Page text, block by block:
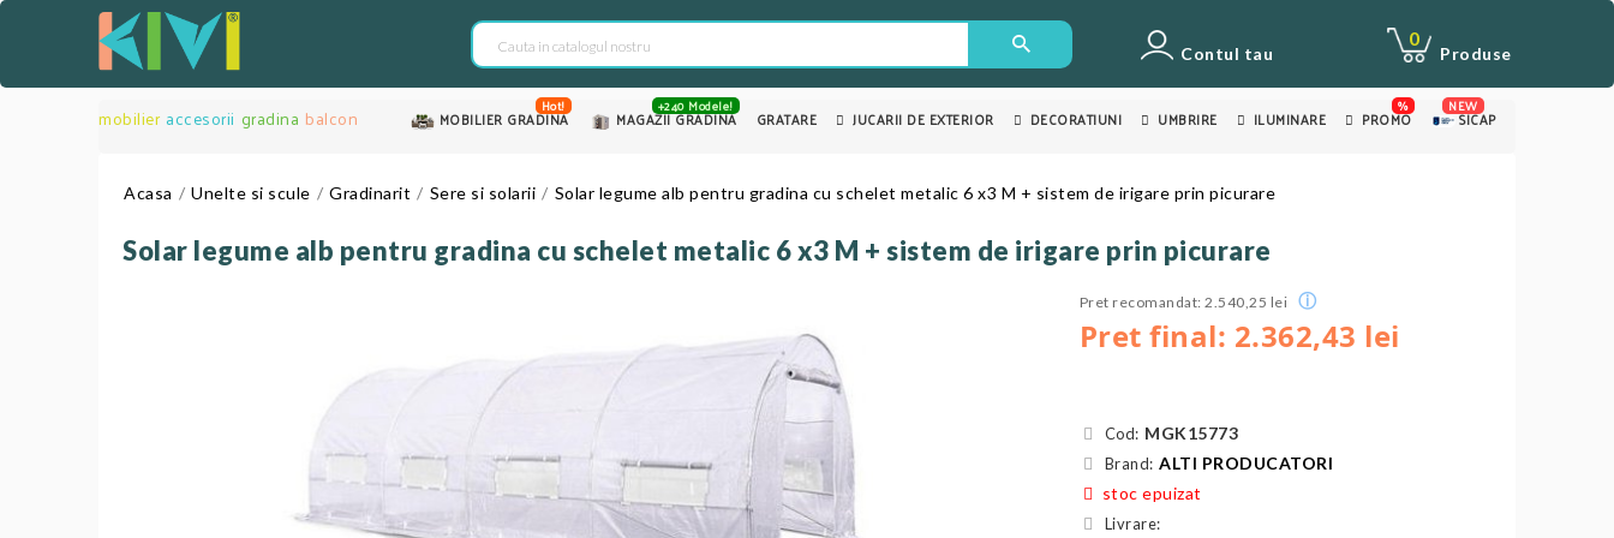
Contul tau Produse
0
mobilier accesorii gradina balcon MOBILIER GRADINA
Hot!
MAGAZII GRADINA
+240 Modele!
GRATARE JUCARII DE EXTERIOR DECORATIUNI UMBRIRE ILUMINARE PROMO
%
SICAP
NEW
Acasa Unelte si scule Gradinarit Sere si solarii Solar legume alb pentru gradina cu schelet metalic 6 x3 M + sistem de irigare prin picurare
Solar legume alb pentru gradina cu schelet metalic 6 x3 M + sistem de irigare prin picurare
Pret final: 2.362,43 lei
Pret recomandat: 2.540,25 lei ⓘ
Cod: MGK15773
Brand: ALTI PRODUCATORI
stoc epuizat
Livrare: